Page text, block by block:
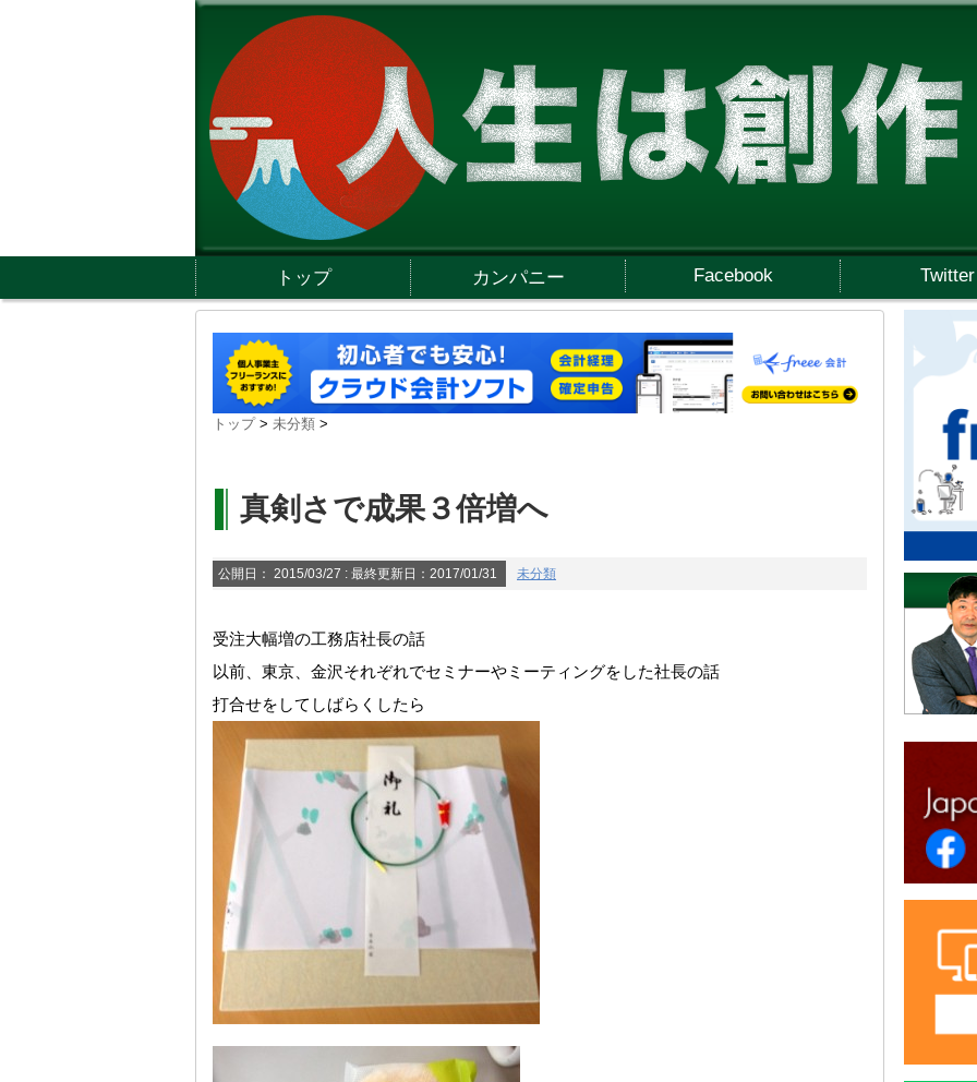
トップ カンパニー Facebook Twitter
トップ > 未分類 >
真剣さで成果３倍増へ
公開日： 2015/03/27 : 最終更新日：2017/01/31 未分類
受注大幅増の工務店社長の話
以前、東京、金沢それぞれでセミナーやミーティングをした社長の話
打合せをしてしばらくしたら